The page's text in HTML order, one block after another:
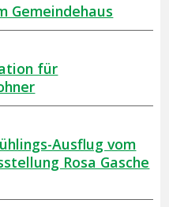
Gemeindehaus
für
Ausflug vom
Rosa Gasche